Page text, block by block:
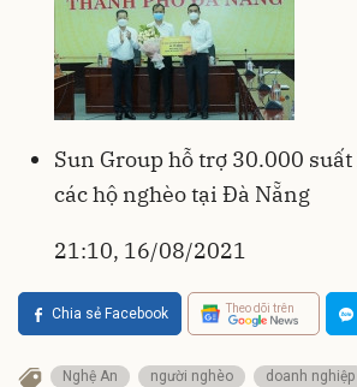
Sun Group hỗ trợ 30.000
các hộ nghèo tại Đà Nẵng
21:10, 16/08/2021
Chia sẻ Facebook Theo dõi trên
Nghệ An người nghèo doanh nghiệp